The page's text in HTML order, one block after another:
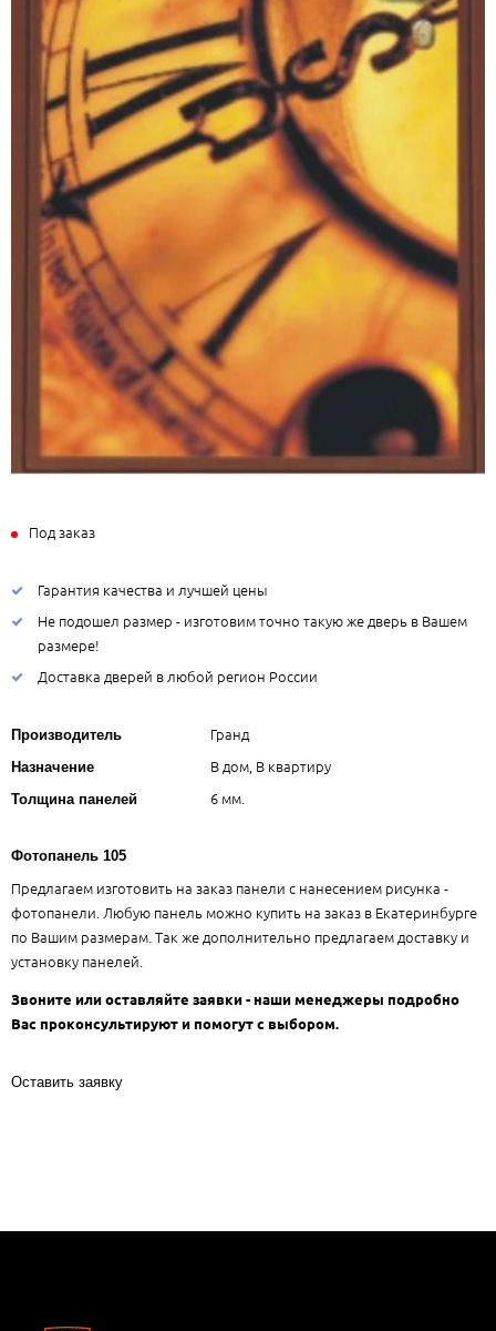
Под заказ
Гарантия качества и лучшей цены
Не подошел размер - изготовим точно такую же дверь в Вашем
размере!
Доставка дверей в любой регион России
Производитель Гранд
Назначение В дом, В квартиру
Толщина панелей 6 мм.
Фотопанель 105
Предлагаем изготовить на заказ панели с нанесением рисунка -
фотопанели. Любую панель можно купить на заказ в Екатеринбурге
по Вашим размерам. Так же дополнительно предлагаем доставку и
установку панелей.
Звоните или оставляйте заявки - наши менеджеры подробно
Вас проконсультируют и помогут с выбором.
Оставить заявку